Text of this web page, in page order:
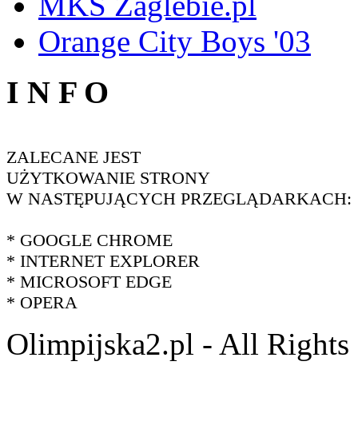
Orange City Boys '03
I N F O
ZALECANE JEST
UŻYTKOWANIE STRONY
W NASTĘPUJĄCYCH PRZEGLĄDARKACH:
* GOOGLE CHROME
* INTERNET EXPLORER
* MICROSOFT EDGE
* OPERA
Olimpijska2.pl - All Rights